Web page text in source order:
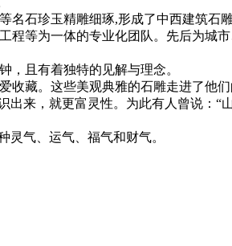
石珍玉精雕细琢,形成了中西建筑石
等为一体的专业化团队。先后为城
且有着独特的见解与理念。
。这些美观典雅的石雕走进了他
来，就更富灵性。为此有人曾说：
气、运气、福气和财气。